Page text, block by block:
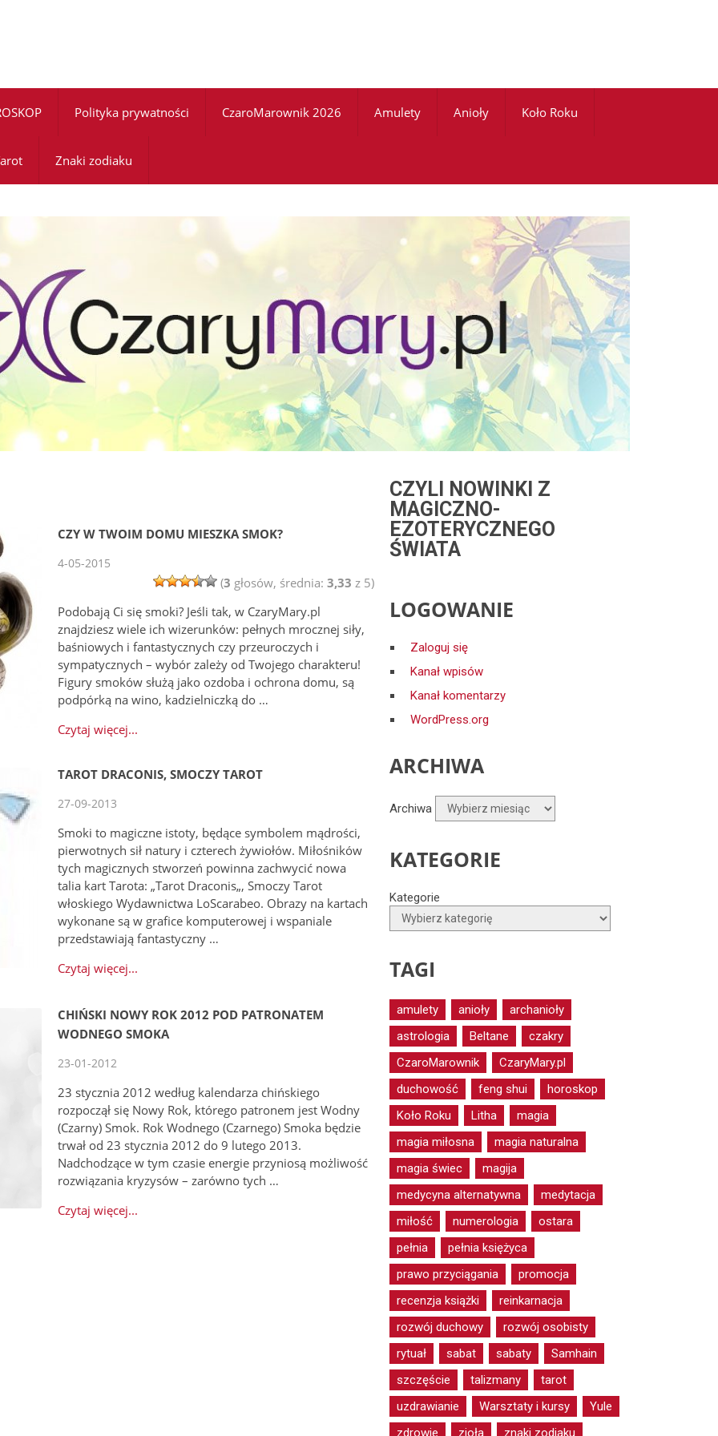
Polityka prywatności CzaroMarownik 2026 Amulety Anioły Koło Roku
Znaki zodiaku
CZY W TWOIM DOMU MIESZKA SMOK?
4-05-2015
(3 głosów, średnia:3,33 z 5)
Podobają Ci się smoki? Jeśli tak, w CzaryMary.pl
znajdziesz wiele ich wizerunków: pełnych mrocznej siły,
baśniowych i fantastycznych czy przeuroczych i
sympatycznych – wybór zależy od Twojego charakteru!
Figury smoków służą jako ozdoba i ochrona domu, są
podpórką na wino, kadzielniczką do …
Czytaj więcej...
TAROT DRACONIS, SMOCZY TAROT
27-09-2013
Smoki to magiczne istoty, będące symbolem mądrości,
pierwotnych sił natury i czterech żywiołów. Miłośników
tych magicznych stworzeń powinna zachwycić nowa
talia kart Tarota: „Tarot Draconis„, Smoczy Tarot
włoskiego Wydawnictwa LoScarabeo. Obrazy na kartach
wykonane są w grafice komputerowej i wspaniale
przedstawiają fantastyczny …
Czytaj więcej...
CHIŃSKI NOWY ROK 2012 POD PATRONATEM
WODNEGO SMOKA
23-01-2012
23 stycznia 2012 według kalendarza chińskiego
rozpoczął się Nowy Rok, którego patronem jest Wodny
(Czarny) Smok. Rok Wodnego (Czarnego) Smoka będzie
trwał od 23 stycznia 2012 do 9 lutego 2013.
Nadchodzące w tym czasie energie przyniosą możliwość
rozwiązania kryzysów – zarówno tych …
Czytaj więcej...
CZYLI NOWINKI Z
MAGICZNO-
EZOTERYCZNEGO
ŚWIATA
LOGOWANIE
Zaloguj się
Kanał wpisów
Kanał komentarzy
WordPress.org
ARCHIWA
Archiwa
KATEGORIE
Kategorie
TAGI
amulety anioły
archanioły
astrologia
Beltane
czakry
CzaroMarownik
CzaryMary.pl
duchowość
feng shui
horoskop
Koło Roku
Litha
magia
magia miłosna
magia naturalna
magia świec
magija
medycyna alternatywna
medytacja
miłość
numerologia
ostara
pełnia
pełnia księżyca
prawo przyciągania
promocja
recenzja książki
reinkarnacja
rozwój duchowy
rozwój osobisty
rytuał
sabat sabaty
Samhain
szczęście
talizmany
tarot
uzdrawianie
Warsztaty i kursy
Yule
zdrowie
zioła znaki zodiaku